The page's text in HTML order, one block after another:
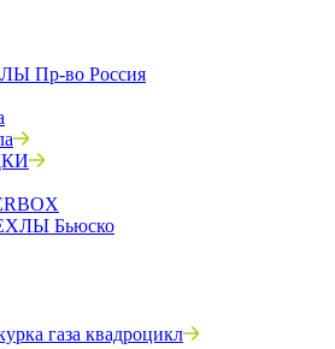
Пр-во Россия
Бьюско
газа квадроцикл